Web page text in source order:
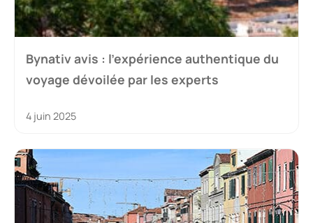
Bynativ avis : l’expérience authentique du
voyage dévoilée par les experts
4 juin 2025